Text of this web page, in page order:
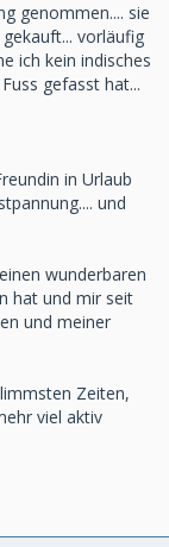
genommen.... sie
vorläufig
ich kein indisches
gefasst hat...
in Urlaub
und
wunderbaren
hat und mir seit
und meiner
Zeiten,
viel aktiv